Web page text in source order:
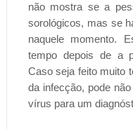
não mostra se a
sorológicos, mas se
naquele momento.
tempo depois de a
Caso seja feito muito
da infecção, pode
vírus para um